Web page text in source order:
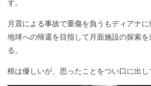
す。
月震による事故で重傷を負うもディアナ
地球への帰還を目指して月面施設の探索
る。
根は優しいが、思ったことをつい口に出し